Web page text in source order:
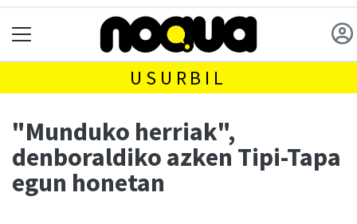
USURBIL
"Munduko herriak",
denboraldiko azken Tipi-Tapa
egun honetan